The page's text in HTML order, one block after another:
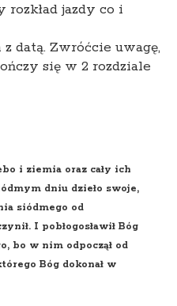
jazdy co i
datą. Zwróćcie uwagę,
się w 2 rozdziale
i ziemia oraz cały ich
dniu dzieło swoje,
siódmego od
I pobłogosławił Bóg
bo w nim odpoczął od
Bóg dokonał w